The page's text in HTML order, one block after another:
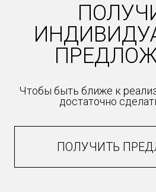
Чтобы быть ближе к
достаточно
ПОЛУЧИТЬ